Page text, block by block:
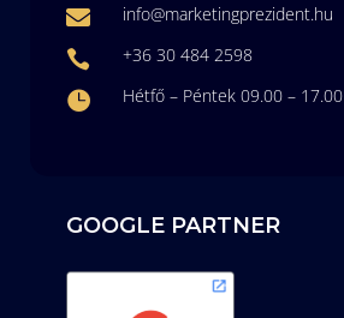
 info@marketingprezident.hu
 +36 30 484 2598
 Hétfő – Péntek 09.00 – 17.00
GOOGLE PARTNER